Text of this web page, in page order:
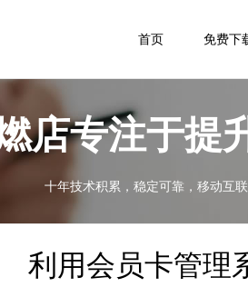
首页 免费下
店专注于提
十年技术积累，稳定可靠，移动互
利用会员卡管理